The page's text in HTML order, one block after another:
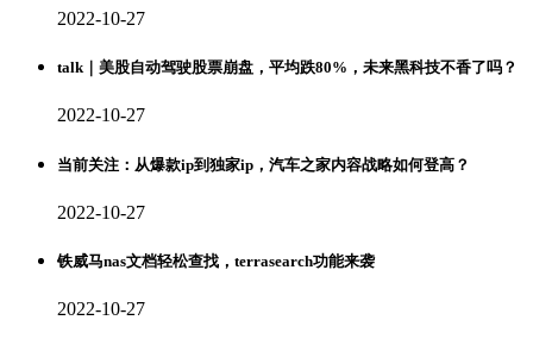
2022-10-27
talk｜美股自动驾驶股票崩盘，平均跌80%，未来黑科技不香了吗？
2022-10-27
当前关注：从爆款ip到独家ip，汽车之家内容战略如何登高？
2022-10-27
铁威马nas文档轻松查找，terrasearch功能来袭
2022-10-27